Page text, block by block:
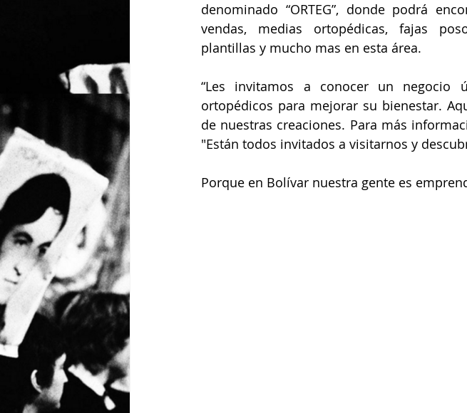
denominado “ORTEG”, donde podrá
vendas, medias ortopédicas, fajas
plantillas y mucho mas en esta área.
“Les invitamos a conocer un negocio
ortopédicos para mejorar su bienestar.
de nuestras creaciones. Para más
"Están todos invitados a visitarnos y
Porque en Bolívar nuestra gente es